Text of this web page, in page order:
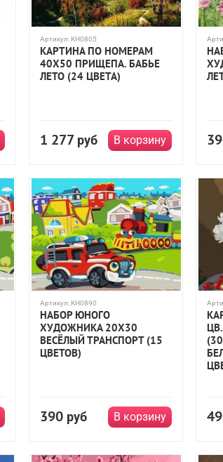
Артикул: KH0805
КАРТИНА ПО НОМЕРАМ
40Х50 ПРИЩЕПА. БАБЬЕ
ЛЕТО (24 ЦВЕТА)
1 277 руб В корзину
Артикул: KH0890
НАБОР ЮНОГО
ХУДОЖНИКА 20Х30
ВЕСЁЛЫЙ ТРАНСПОРТ (15
ЦВЕТОВ)
390 руб В корзину